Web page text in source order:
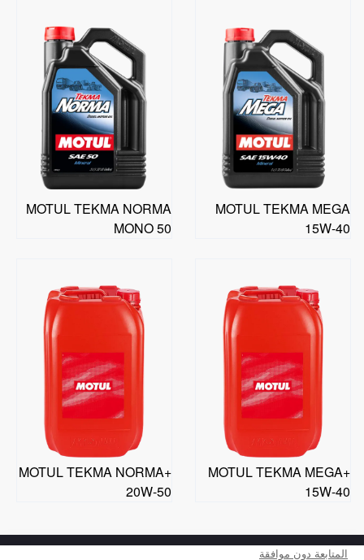
MOTUL TEKMA MEGA
15W-40
MOTUL TEKMA NORMA
MONO 50
MOTUL TEKMA MEGA+
15W-40
MOTUL TEKMA NORMA+
20W-50